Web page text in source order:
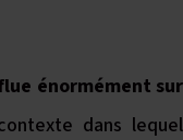
énormément sur
dans lequel